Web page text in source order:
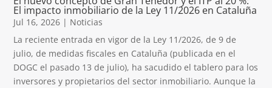
El impacto inmobiliario de la Ley 11/2026 en Cataluña
Jul 16, 2026 | Noticias
La reciente entrada en vigor de la Ley 11/2026, de 9 de
julio, de medidas fiscales en Cataluña (publicada en el
DOGC el pasado 13 de julio), ha sacudido el tablero para los
inversores y propietarios del sector inmobiliario. Aunque la